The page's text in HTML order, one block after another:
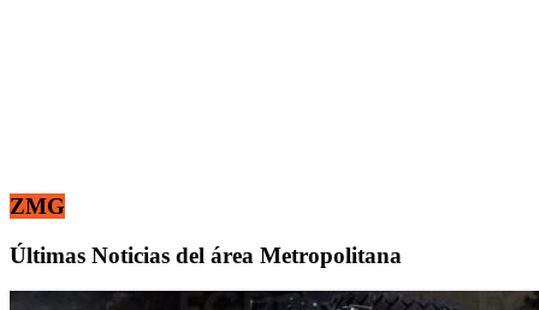
ZMG
Últimas Noticias del área Metropolitana